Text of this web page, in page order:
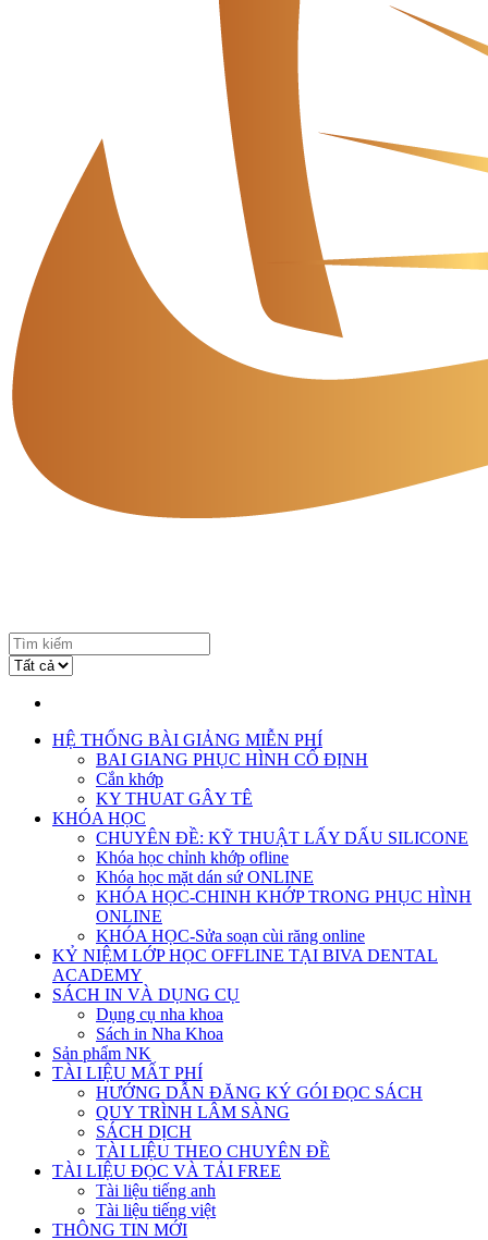
HỆ THỐNG BÀI GIẢNG MIỄN PHÍ
BAI GIANG PHỤC HÌNH CỐ ĐỊNH
Cắn khớp
KY THUAT GÂY TÊ
KHÓA HỌC
CHUYÊN ĐỀ: KỸ THUẬT LẤY DẤU SILICONE
Khóa học chỉnh khớp ofline
Khóa học mặt dán sứ ONLINE
KHÓA HỌC-CHINH KHỚP TRONG PHỤC HÌNH
ONLINE
KHÓA HỌC-Sửa soạn cùi răng online
KỶ NIỆM LỚP HỌC OFFLINE TẠI BIVA DENTAL
ACADEMY
SÁCH IN VÀ DỤNG CỤ
Dụng cụ nha khoa
Sách in Nha Khoa
Sản phẩm NK
TÀI LIỆU MẤT PHÍ
HƯỚNG DẪN ĐĂNG KÝ GÓI ĐỌC SÁCH
QUY TRÌNH LÂM SÀNG
SÁCH DỊCH
TÀI LIỆU THEO CHUYÊN ĐỀ
TÀI LIỆU ĐỌC VÀ TẢI FREE
Tài liệu tiếng anh
Tài liệu tiếng việt
THÔNG TIN MỚI